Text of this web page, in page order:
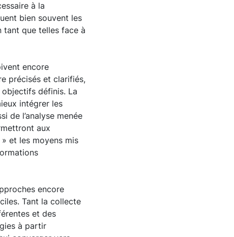
à la
bien souvent les
tant que telles face à
encore
précisés et clarifiés,
définis. La
intégrer les
de l’analyse menée
aux
et les moyens mis
encore
Tant la collecte
et des
à partir